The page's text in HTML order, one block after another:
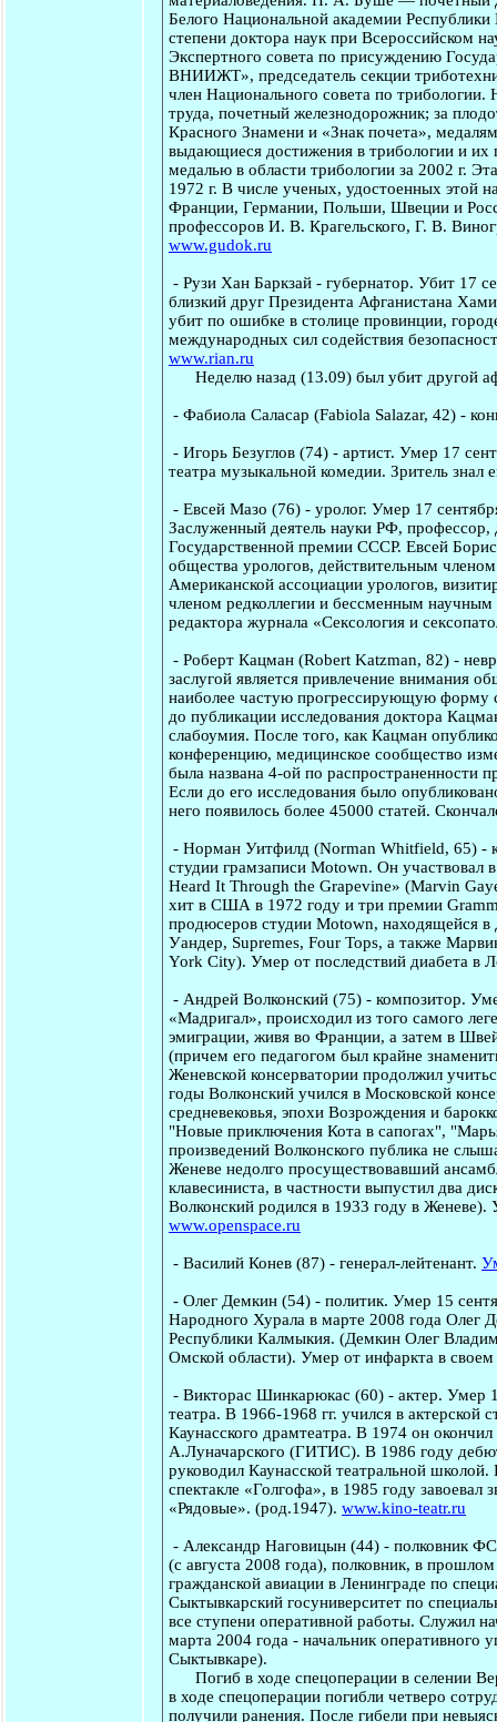
Белого Национальной академии
степени доктора наук при Всероссийском
Экспертного совета по присуждению
ВНИИЖТ», председатель секции
член Национального совета по
труда, почетный железнодорожник; за
Красного Знамени и «Знак почета»,
выдающиеся достижения в трибологии и
медалью в области трибологии за 2002 г.
1972 г. В числе ученых, удостоенных этой
Франции, Германии, Польши, Швеции и
профессоров И. В. Крагельского, Г. В.
www.gudok.ru
-Рузи Хан Баркзай - губернатор. Убит 17
близкий друг Президента Афганистана
убит по ошибке в столице провинции,
международных сил содействия
www.rian.ru
Неделю назад (13.09) был убит другой
-Фабиола Саласар (Fabiola Salazar, 42) -
-Игорь Безуглов (74) - артист. Умер 17
театра музыкальной комедии. Зритель
-Евсей Мазо (76) - уролог. Умер 17
Заслуженный деятель науки РФ,
Государственной премии СССР. Евсей
общества урологов, действительным
Американской ассоциации урологов,
членом редколлегии и бессменным научным
редактора журнала «Сексология и
-Роберт Кацман (Robert Katzman, 82) -
заслугой является привлечение внимания
наиболее частую прогрессирующую форму
до публикации исследования доктора
слабоумия. После того, как Кацман
конференцию, медицинское сообщество
была названа 4-ой по распространенности
Если до его исследования было
него появилось более 45000 статей.
-Норман Уитфилд (Norman Whitfield, 65) -
студии грамзаписи Motown. Он участвовал
Heard It Through the Grapevine» (Marvin
хит в США в 1972 году и три премии
продюсеров студии Motown, находящейся
Уандер, Supremes, Four Tops, а также
York City). Умер от последствий диабета в
- Андрей Волконский(75) - композитор.
«Мадригал», происходил из того самого
эмиграции, живя во Франции, а затем в
(причем его педагогом был крайне
Женевской консерватории продолжил
годы Волконский учился в Московской
средневековья, эпохи Возрождения и
"Новые приключения Кота в сапогах",
произведений Волконского публика не
Женеве недолго просуществовавший
клавесиниста, в частности выпустил два
Волконский родился в 1933 году в
www.openspace.ru
-Василий Конев (87) - генерал-лейтенант.
-Олег Демкин (54) - политик. Умер 15
Народного Хурала в марте 2008 года Олег
Республики Калмыкия. (Демкин Олег
Омской области). Умер от инфаркта в
-Викторас Шинкарюкас (60) - актер. Умер
театра. В 1966-1968 гг. учился в
Каунасского драмтеатра. В 1974 он
А.Луначарского (ГИТИС). В 1986 году
руководил Каунасской театральной
спектакле «Голгофа», в 1985 году завоевал
«Рядовые». (род.1947).www.kino-teatr.ru
- Александр Hаговицын (44) - полковник
(с августа 2008 года), полковник, в
гражданской авиации в Ленинграде по
Сыктывкарский госуниверситет по
все ступени оперативной работы. Служил
марта 2004 года - начальник
Сыктывкаре).
Погиб в ходе спецоперации в селении
в ходе спецоперации погибли четверо
получили ранения. После гибели при